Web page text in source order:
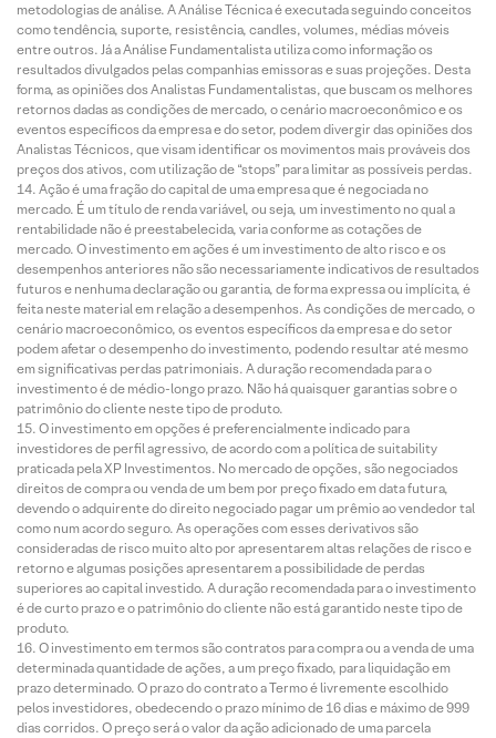
metodologias de análise. A Análise Técnica é executada seguindo conceitos
como tendência, suporte, resistência, candles, volumes, médias móveis
entre outros. Já a Análise Fundamentalista utiliza como informação os
resultados divulgados pelas companhias emissoras e suas projeções. Desta
forma, as opiniões dos Analistas Fundamentalistas, que buscam os melhores
retornos dadas as condições de mercado, o cenário macroeconômico e os
eventos específicos da empresa e do setor, podem divergir das opiniões dos
Analistas Técnicos, que visam identificar os movimentos mais prováveis dos
preços dos ativos, com utilização de “stops” para limitar as possíveis perdas.
Ação é uma fração do capital de uma empresa que é negociada no
mercado. É um título de renda variável, ou seja, um investimento no qual a
rentabilidade não é preestabelecida, varia conforme as cotações de
mercado. O investimento em ações é um investimento de alto risco e os
desempenhos anteriores não são necessariamente indicativos de resultados
futuros e nenhuma declaração ou garantia, de forma expressa ou implícita, é
feita neste material em relação a desempenhos. As condições de mercado, o
cenário macroeconômico, os eventos específicos da empresa e do setor
podem afetar o desempenho do investimento, podendo resultar até mesmo
em significativas perdas patrimoniais. A duração recomendada para o
investimento é de médio-longo prazo. Não há quaisquer garantias sobre o
patrimônio do cliente neste tipo de produto.
O investimento em opções é preferencialmente indicado para
investidores de perfil agressivo, de acordo com a política de suitability
praticada pela XP Investimentos. No mercado de opções, são negociados
direitos de compra ou venda de um bem por preço fixado em data futura,
devendo o adquirente do direito negociado pagar um prêmio ao vendedor tal
como num acordo seguro. As operações com esses derivativos são
consideradas de risco muito alto por apresentarem altas relações de risco e
retorno e algumas posições apresentarem a possibilidade de perdas
superiores ao capital investido. A duração recomendada para o investimento
é de curto prazo e o patrimônio do cliente não está garantido neste tipo de
produto.
O investimento em termos são contratos para compra ou a venda de uma
determinada quantidade de ações, a um preço fixado, para liquidação em
prazo determinado. O prazo do contrato a Termo é livremente escolhido
pelos investidores, obedecendo o prazo mínimo de 16 dias e máximo de 999
dias corridos. O preço será o valor da ação adicionado de uma parcela